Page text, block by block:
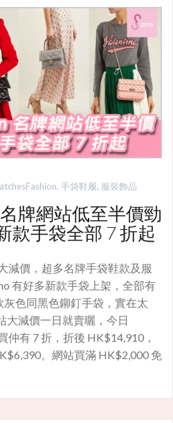
, 手袋鞋履, 服裝飾品
牌網站低至半價勁
款手袋全部 7 折起
減價，超多名牌手袋鞋款及服
有好多新款手袋上架，全部有
色同黑色鉚釘手袋，實在太
大減價一日就賣曬，今日
仲有 7 折，折後 HK$14,910，
。網站買滿 HK$2,000 免